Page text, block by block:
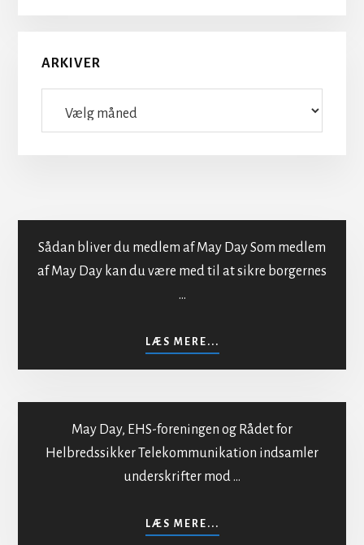
ARKIVER
Sådan bliver du medlem af May Day Som medlem
af May Day kan du være med til at sikre borgernes
…
LÆS MERE...
INDMELDELSE
befolkningen
May Day, EHS-foreningen og Rådet for
Helbredssikker Telekommunikation indsamler
underskrifter mod …
LÆS MERE...
MOD